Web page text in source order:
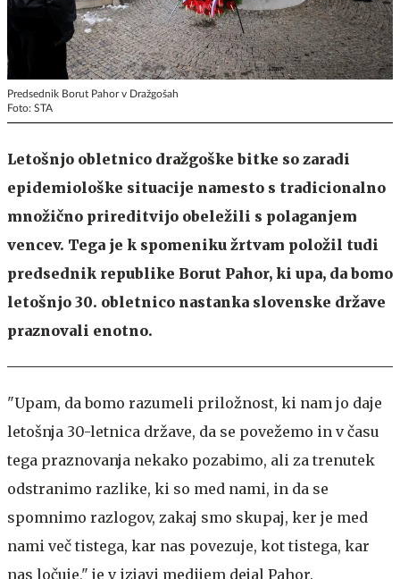
Predsednik Borut Pahor v Dražgošah
Foto: STA
Letošnjo obletnico dražgoške bitke so zaradi
epidemiološke situacije namesto s tradicionalno
množično prireditvijo obeležili s polaganjem
vencev. Tega je k spomeniku žrtvam položil tudi
predsednik republike Borut Pahor, ki upa, da bomo
letošnjo 30. obletnico nastanka slovenske države
praznovali enotno.
"Upam, da bomo razumeli priložnost, ki nam jo daje
letošnja 30-letnica države, da se povežemo in v času
tega praznovanja nekako pozabimo, ali za trenutek
odstranimo razlike, ki so med nami, in da se
spomnimo razlogov, zakaj smo skupaj, ker je med
nami več tistega, kar nas povezuje, kot tistega, kar
nas ločuje," je v izjavi medijem dejal Pahor.